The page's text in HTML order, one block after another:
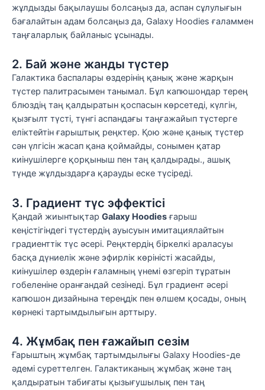
жұлдызды бақылаушы болсаңыз да, аспан сұлулығын
бағалайтын адам болсаңыз да, Galaxy Hoodies ғаламмен
таңғаларлық байланыс ұсынады.
2. Бай және жанды түстер
Галактика баспалары өздерінің қанық және жарқын
түстер палитрасымен танымал. Бұл капюшондар терең
блюздің таң қалдыратын қоспасын көрсетеді, күлгін,
қызғылт түсті, түнгі аспандағы таңғажайып түстерге
еліктейтін ғарыштық реңктер. Қою және қанық түстер
сән үлгісін жасап қана қоймайды, сонымен қатар
киінушілерге қорқыныш пен таң қалдырады., ашық
түнде жұлдыздарға қарауды еске түсіреді.
3. Градиент түс эффектісі
Қандай жиынтықтар Galaxy Hoodiesғарыш
кеңістігіндегі түстердің ауысуын имитациялайтын
градиенттік түс әсері. Реңктердің біркелкі араласуы
басқа дүниелік және эфирлік көріністі жасайды,
киінушілер өздерін ғаламның үнемі өзгеріп тұратын
гобеленіне оранғандай сезінеді. Бұл градиент әсері
капюшон дизайнына тереңдік пен өлшем қосады, оның
көрнекі тартымдылығын арттыру.
4. Жұмбақ пен ғажайып сезім
Ғарыштың жұмбақ тартымдылығы Galaxy Hoodies-де
әдемі суреттелген. Галактиканың жұмбақ және таң
қалдыратын табиғаты қызығушылық пен таң